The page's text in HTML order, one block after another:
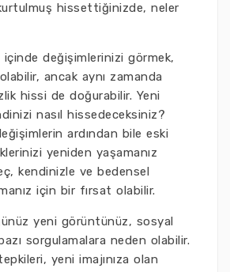
hissettiğinizde, neler
değişimlerinizi görmek,
ancak aynı zamanda
hissi de doğurabilir. Yeni
nasıl hissedeceksiniz?
ardından bile eski
yeniden yaşamanız
kendinizle ve bedensel
için bir fırsat olabilir.
yeni görüntünüz, sosyal
sorgulamalara neden olabilir.
yeni imajınıza olan